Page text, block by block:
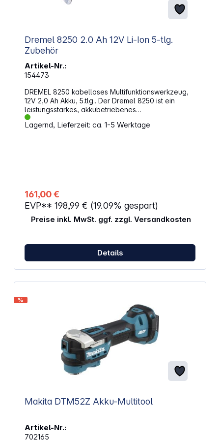
Dremel 8250 2.0 Ah 12V Li-Ion 5-tlg.
Zubehör
Artikel-Nr.:
154473
DREMEL 8250 kabelloses Multifunktionswerkzeug,
12V 2,0 Ah Akku, 5.tlg.. Der Dremel 8250 ist ein
leistungsstarkes, akkubetriebenes
Multifunktionswerkzeug mit bürstenlosem Motor, das
durch hohe Schnittgeschwindigkeit und Präzision
Eigenschaften: Besonders leistungsstarker
bürstenloser Motor mit einer Drehzahl von bis zu
30000 U/min Genieße kabellose Bewegungsfreiheit
durch einen 12-V-Akku mit 2 Ah. Kompatibel mit allen
Dremel Zubehören und Aufsätzen EZ Twist
Einfache Handhabung und hervorragende Kontrolle
Digitale Anzeige: Geschwindigkeit, Akkuladestand
und LED-Warnanzeige im Falle einer Überlastung
Lithium-Ion Ladedauer: ca. 1,35 Stunden Gewicht:
0,590 kg Abmessungen (L x B x T): 24,4 x 5,4 x 4,7
Drehzahleinstellung: vollständig variabel
Schnellwechselsystem: EZ Twist Schalldruckpegel:
8250 Multifunktionswerkzeug mit bürstenlosem
Ladegerät für den Akku 4x EZ SpeedClic
Trennscheiben 1x EZ SpeedClic Aufspanndorn
Lagernd, Lieferzeit: ca. 1-5 Werktage
161,00 €
EVP** 198,99 € (19.09% gespart)
Preise inkl. MwSt. ggf. zzgl. Versandkosten
Details
%
Makita DTM52Z Akku-Multitool
Artikel-Nr.:
702165